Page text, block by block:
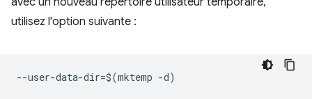
utilisez l'option suivante :